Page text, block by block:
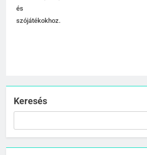
keresztrejtvényhez
és
Keresés
Citrancs
2